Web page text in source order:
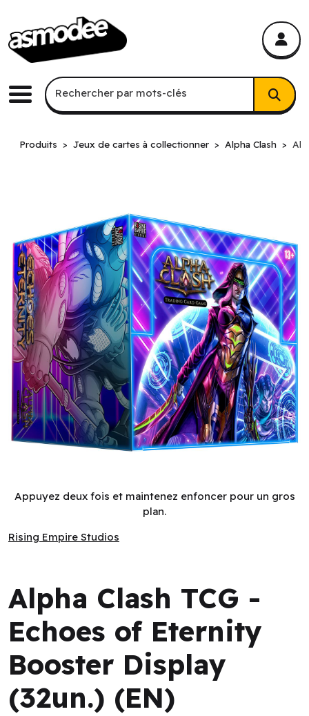
Menu
Recherche par mots-clés
Rechercher par mots-clés
Produits Jeux de cartes à collectionner Alpha Clash
Appuyez deux fois et maintenez enfoncer pour un gros
plan.
Rising Empire Studios
Alpha Clash TCG -
Echoes of Eternity
Booster Display
(32un.) (EN)